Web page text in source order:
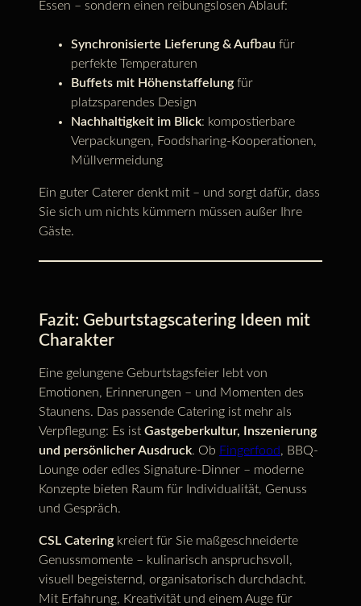
Essen – sondern einen reibungslosen Ablauf:
Synchronisierte Lieferung & Aufbau für
perfekte Temperaturen
Buffets mit Höhenstaffelung für
platzsparendes Design
Nachhaltigkeit im Blick: kompostierbare
Verpackungen, Foodsharing-Kooperationen,
Müllvermeidung
Ein guter Caterer denkt mit – und sorgt dafür, dass
Sie sich um nichts kümmern müssen außer Ihre
Gäste.
Fazit: Geburtstagscatering Ideen mit
Charakter
Eine gelungene Geburtstagsfeier lebt von
Emotionen, Erinnerungen – und Momenten des
Staunens. Das passende Catering ist mehr als
Verpflegung: Es ist Gastgeberkultur, Inszenierung
und persönlicher Ausdruck. Ob Fingerfood, BBQ-
Lounge oder edles Signature-Dinner – moderne
Konzepte bieten Raum für Individualität, Genuss
und Gespräch.
CSL Catering kreiert für Sie maßgeschneiderte
Genussmomente – kulinarisch anspruchsvoll,
visuell begeisternd, organisatorisch durchdacht.
Mit Erfahrung, Kreativität und einem Auge für